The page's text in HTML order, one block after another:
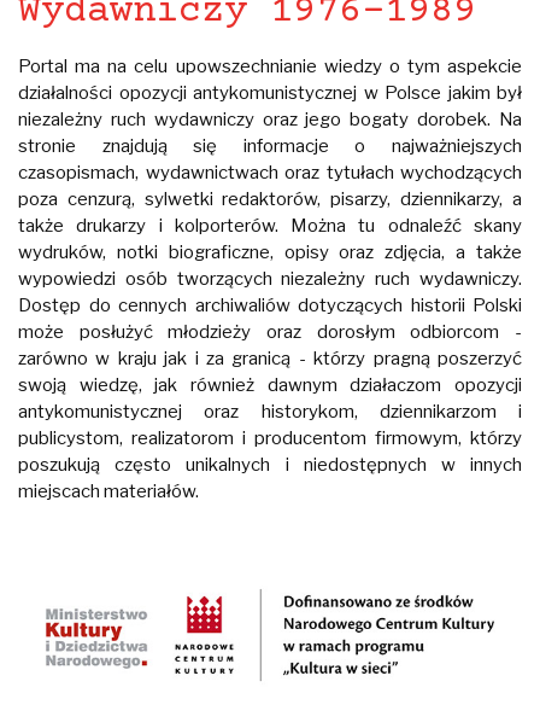
Wydawniczy 1976-1989
Portal ma na celu upowszechnianie wiedzy o tym aspekcie
działalności opozycji antykomunistycznej w Polsce jakim był
niezależny ruch wydawniczy oraz jego bogaty dorobek. Na
stronie znajdują się informacje o najważniejszych
czasopismach, wydawnictwach oraz tytułach wychodzących
poza cenzurą, sylwetki redaktorów, pisarzy, dziennikarzy, a
także drukarzy i kolporterów. Można tu odnaleźć skany
wydruków, notki biograficzne, opisy oraz zdjęcia, a także
wypowiedzi osób tworzących niezależny ruch wydawniczy.
Dostęp do cennych archiwaliów dotyczących historii Polski
może posłużyć młodzieży oraz dorosłym odbiorcom -
zarówno w kraju jak i za granicą - którzy pragną poszerzyć
swoją wiedzę, jak również dawnym działaczom opozycji
antykomunistycznej oraz historykom, dziennikarzom i
publicystom, realizatorom i producentom firmowym, którzy
poszukują często unikalnych i niedostępnych w innych
miejscach materiałów.